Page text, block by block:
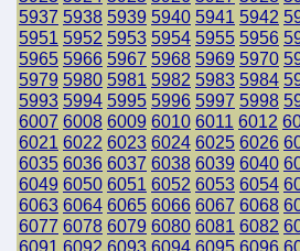
5937 5938 5939 5940 5941 5942
5951 5952 5953 5954 5955 5956
5965 5966 5967 5968 5969 5970
5979 5980 5981 5982 5983 5984
5993 5994 5995 5996 5997 5998
6007 6008 6009 6010 6011 6012
6021 6022 6023 6024 6025 6026
6035 6036 6037 6038 6039 6040
6049 6050 6051 6052 6053 6054
6063 6064 6065 6066 6067 6068
6077 6078 6079 6080 6081 6082
6091 6092 6093 6094 6095 6096